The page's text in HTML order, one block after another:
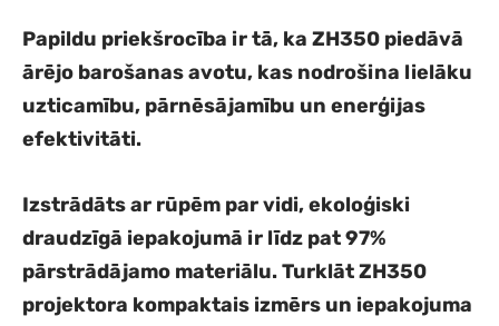
Papildu priekšrocība ir tā, ka ZH350 piedāvā
ārējo barošanas avotu, kas nodrošina lielāku
uzticamību, pārnēsājamību un enerģijas
efektivitāti.
Izstrādāts ar rūpēm par vidi, ekoloģiski
draudzīgā iepakojumā ir līdz pat 97%
pārstrādājamo materiālu. Turklāt ZH350
projektora kompaktais izmērs un iepakojuma